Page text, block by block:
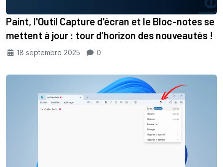
Paint, l'Outil Capture d'écran et le Bloc-notes se
mettent à jour : tour d’horizon des nouveautés !
18 septembre 2025 0